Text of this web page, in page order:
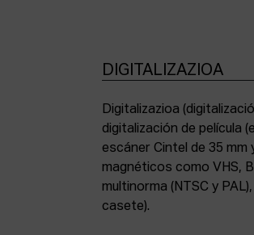
DIGITALIZAZIOA
Digitalizazioa
digitalización de película
escáner Cintel de 35
magnéticos como VHS,
multinorma (NTSC y
casete).